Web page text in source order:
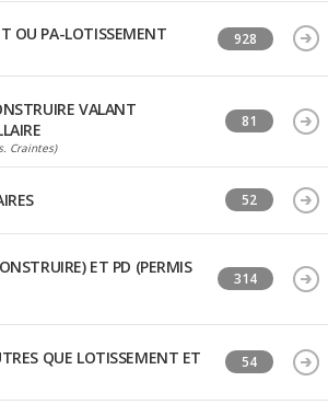
OU PA-LOTISSEMENT
928
VALANT
Craintes)
81
52
ET PD (PERMIS
314
QUE LOTISSEMENT ET
54